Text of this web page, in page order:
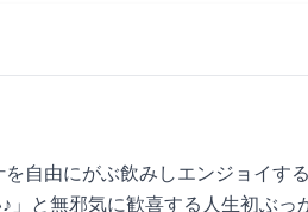
自由にがぶ飲みしエンジョイする
と無邪気に歓喜する人生初ぶっ